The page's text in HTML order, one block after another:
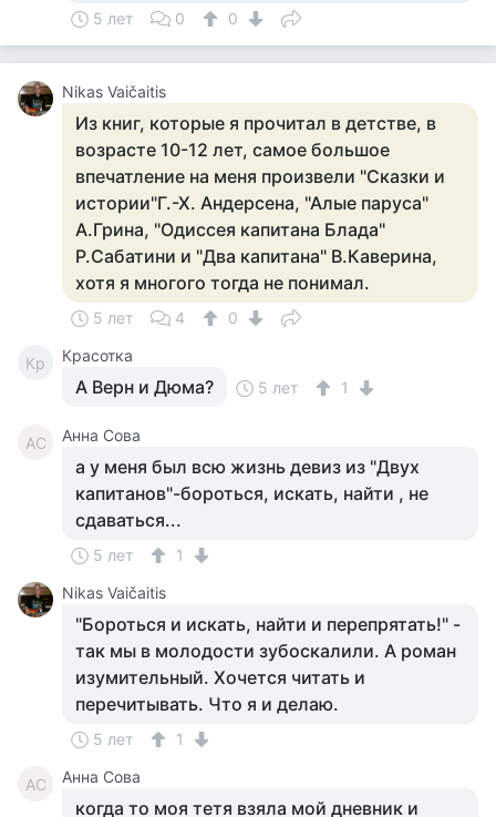
5 лет 0 0
Nikas Vaičaitis
Из книг, которые я прочитал в детстве, в
возрасте 10-12 лет, самое большое
впечатление на меня произвели "Сказки и
истории"Г.-Х. Андерсена, "Алые паруса"
А.Грина, "Одиссея капитана Блада"
Р.Сабатини и "Два капитана" В.Каверина,
хотя я многого тогда не понимал.
5 лет 4 0
Кр Красотка
А Верн и Дюма? 5 лет 1
АС Анна Сова
а у меня был всю жизнь девиз из "Двух
капитанов"-бороться, искать, найти , не
сдаваться...
5 лет
1
Nikas Vaičaitis
"Бороться и искать, найти и перепрятать!" -
так мы в молодости зубоскалили. А роман
изумительный. Хочется читать и
перечитывать. Что я и делаю.
5 лет 1
АС Анна Сова
когда то моя тетя взяла мой дневник и